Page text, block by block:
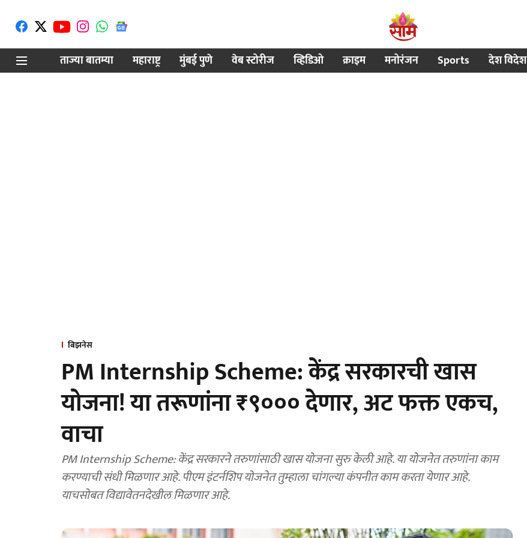
ताज्या बातम्या
महाराष्ट्र मुंबई पुणे वेब स्टोरीज व्हिडिओ क्राइम मनोरंजन Sports देश विदेश
बिझनेस
PM Internship Scheme: केंद्र सरकारची खास
योजना! या तरूणांना ₹९००० देणार, अट फक्त एकच,
वाचा
PM Internship Scheme: केंद्र सरकारने तरुणांसाठी खास योजना सुरु केली आहे. या योजनेत तरुणांना काम
करण्याची संधी मिळणार आहे. पीएम इंटर्नशिप योजनेत तुम्हाला चांगल्या कंपनीत काम करता येणार आहे.
याचसोबत विद्यावेतनदेखील मिळणार आहे.